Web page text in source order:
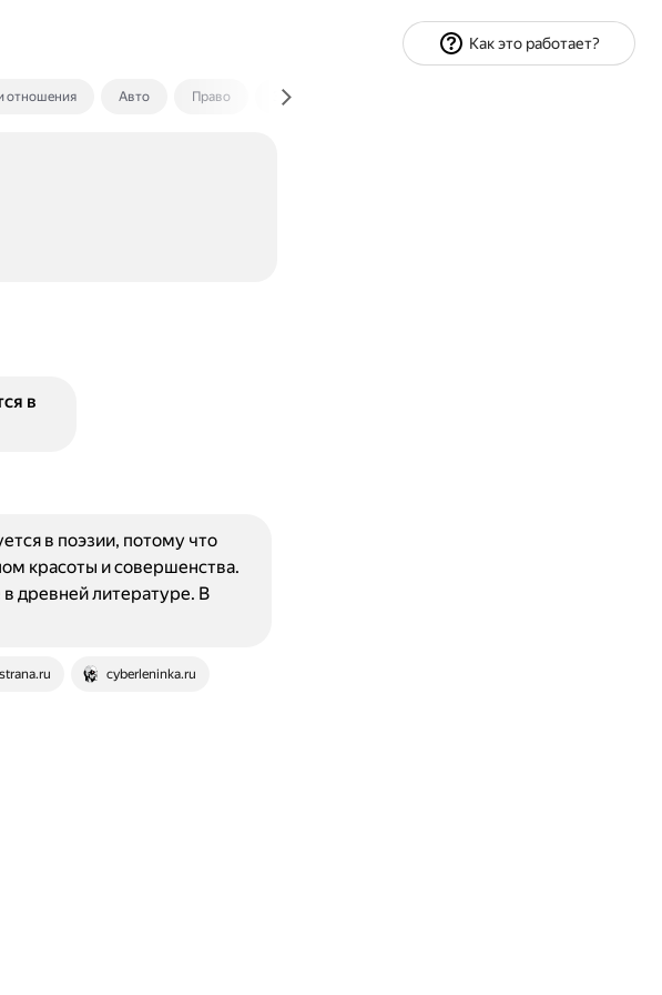
отношения Авто Право Экономика и финансы
в
cyberleninka.ru
в поэзии, потому что
красоты и совершенства.
древней литературе. В
Как это работает?